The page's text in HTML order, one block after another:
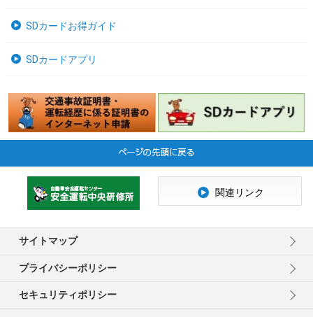
SDカードお得ガイド
SDカードアプリ
サイトマップ
プライバシーポリシー
セキュリティポリシー
関連リンク